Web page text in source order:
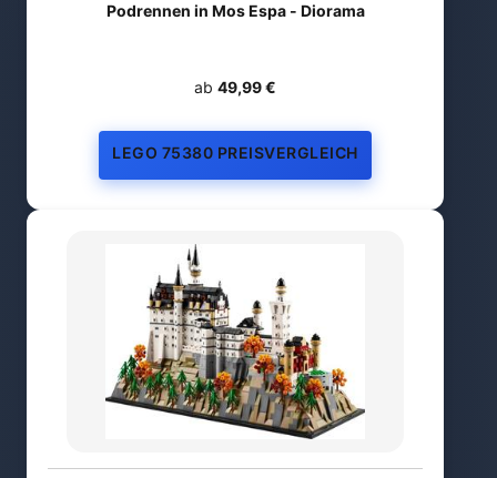
Podrennen in Mos Espa - Diorama
ab 49,99 €
LEGO 75380 PREISVERGLEICH